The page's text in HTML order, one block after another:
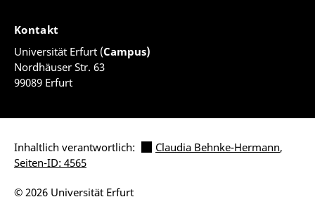
Kontakt
Universität Erfurt (Campus)
Nordhäuser Str. 63
99089 Erfurt
Inhaltlich verantwortlich: Claudia Behnke-Hermann,
Seiten-ID: 4565
© 2026 Universität Erfurt